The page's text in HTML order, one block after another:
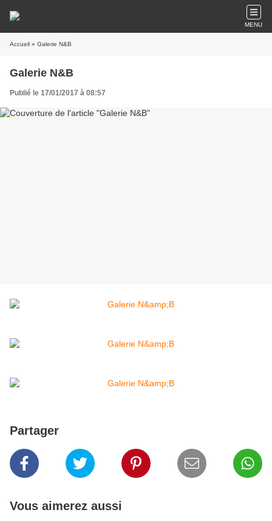
MENU
Accueil » Galerie N&B
Galerie N&B
Publié le 17/01/2017 à 08:57
Partager
Vous aimerez aussi